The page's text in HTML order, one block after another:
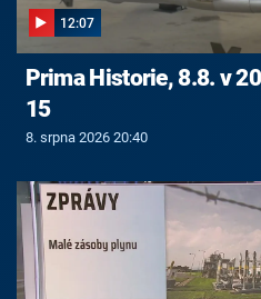
12:07
Prima Historie, 8.8. v
15
8. srpna 2026 20:40